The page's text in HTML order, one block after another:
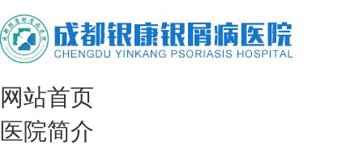
网站首页
医院简介